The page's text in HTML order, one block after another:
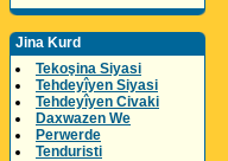
Jina Kurd
Tekoşina Siyasi
Tehdeyîyen Siyasi
Tehdeyîyen Civaki
Daxwazen We
Perwerde
Tenduristi